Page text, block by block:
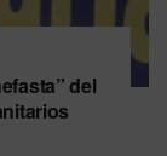
del